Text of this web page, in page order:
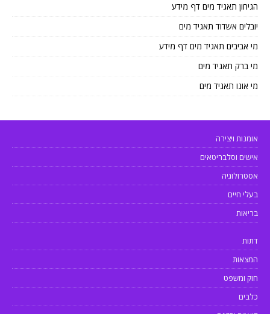
הגיחון תאגיד מים דף מידע
יובלים אשדוד תאגיד מים
מי אביבים תאגיד מים דף מידע
מי ברק תאגיד מים
מי אונו תאגיד מים
אומנות ויצירה
אישים וסלבריטאים
אסטרולוגיה
בעלי חיים
בריאות
דתות
המצאות
חוק ומשפט
כלבים